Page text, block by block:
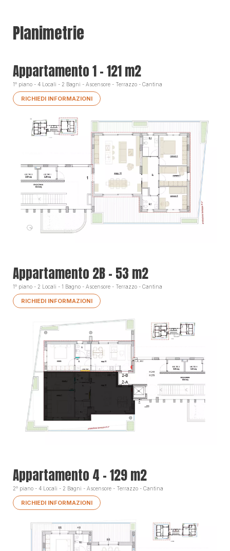
Planimetrie
Appartamento 1 - 121 m2
1° piano - 4 Locali - 2 Bagni - Ascensore - Terrazzo - Cantina
RICHIEDI INFORMAZIONI
Appartamento 2B - 53 m2
1° piano - 2 Locali - 1 Bagno - Ascensore - Terrazzo - Cantina
RICHIEDI INFORMAZIONI
Appartamento 4 - 129 m2
2° piano - 4 Locali - 2 Bagni - Ascensore - Terrazzo - Cantina
RICHIEDI INFORMAZIONI